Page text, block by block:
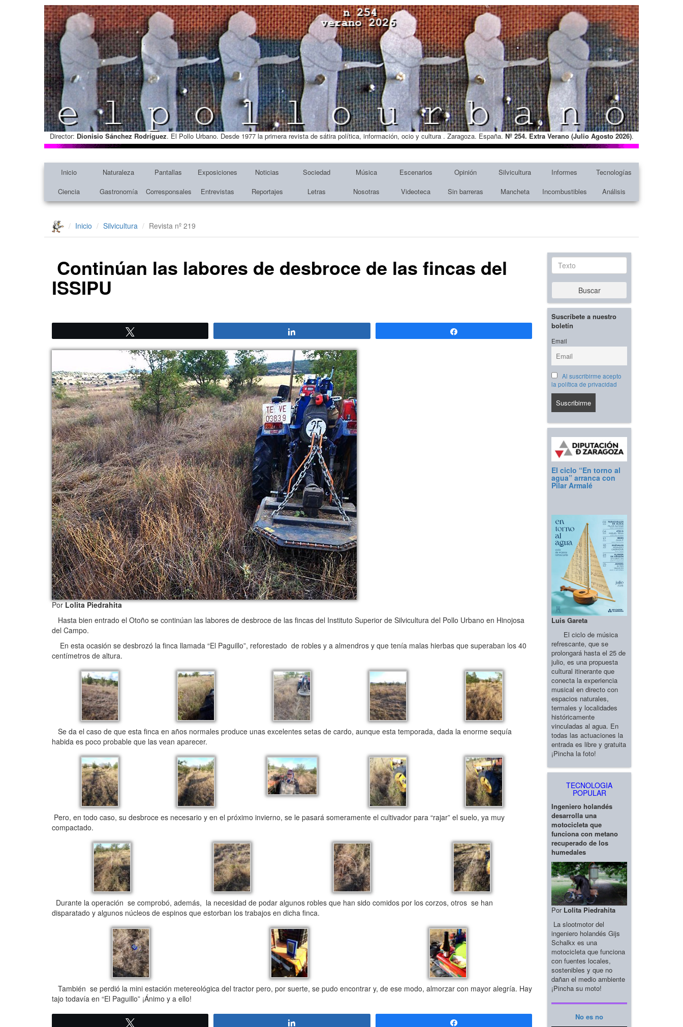
Director: Dionisio Sánchez Rodríguez. El Pollo Urbano. Desde 1977 la primera revista de sátira política, información, ocio y cultura . Zaragoza. España. Nº 254. Extra Verano (Julio Agosto 2026).
Inicio Naturaleza Pantallas Exposiciones Noticias Sociedad Música Escenarios Opinión Silvicultura Informes
Tecnologías
Ciencia
Gastronomía Corresponsales Entrevistas Reportajes Letras Nosotras Videoteca Sin barreras Mancheta Incombustibles Análisis
Inicio Silvicultura Revista nº 219
Continúan las labores de desbroce de las fincas del
ISSIPU
PorLolita Piedrahita
Hasta bien entrado el Otoño se continúan las labores de desbroce de las fincas del Instituto Superior de Silvicultura del Pollo Urbano en Hinojosa
del Campo.
En esta ocasión se desbrozó la finca llamada “El Paguillo”, reforestado de robles y a almendros y que tenía malas hierbas que superaban los 40
centímetros de altura.
Se da el caso de que esta finca en años normales produce unas excelentes setas de cardo, aunque esta temporada, dada la enorme sequía
habida es poco probable que las vean aparecer.
Pero, en todo caso, su desbroce es necesario y en el próximo invierno, se le pasará someramente el cultivador para “rajar” el suelo, ya muy
compactado.
Durante la operación se comprobó, además, la necesidad de podar algunos robles que han sido comidos por los corzos, otros se han
disparatado y algunos núcleos de espinos que estorban los trabajos en dicha finca.
También se perdió la mini estación metereológica del tractor pero, por suerte, se pudo encontrar y, de ese modo, almorzar con mayor alegría. Hay
tajo todavía en “El Paguillo” ¡Ánimo y a ello!
Texto
Buscar
Suscríbete a nuestro
boletín
Email
Al suscribirme acepto
la política de privacidad
El ciclo “En torno al
agua” arranca con
Pilar Armalé
Luis Gareta
El ciclo de música
refrescante, que se
prolongará hasta el 25 de
julio, es una propuesta
cultural itinerante que
conecta la experiencia
musical en directo con
espacios naturales,
termales y localidades
históricamente
vinculadas al agua. En
todas las actuaciones la
entrada es libre y gratuita
¡Pincha la foto!
TECNOLOGIA
POPULAR
Ingeniero holandés
desarrolla una
motocicleta que
funciona con metano
recuperado de los
humedales
Por Lolita Piedrahita
La slootmotor del
ingeniero holandés Gijs
Schalkx es una
motocicleta que funciona
con fuentes locales,
sostenibles y que no
dañan el medio ambiente
¡Pincha su moto!
No es no